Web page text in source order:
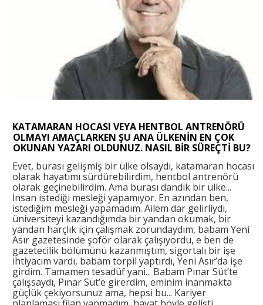
KATAMARAN HOCASI VEYA HENTBOL ANTRENÖRÜ
OLMAYI AMAÇLARKEN ŞU ANA ÜLKENİN EN ÇOK
OKUNAN YAZARI OLDUNUZ. NASIL BİR SÜREÇTİ BU?
Evet, burası gelişmiş bir ülke olsaydı, katamaran hocası
olarak hayatımı sürdürebilirdim, hentbol antrenörü
olarak geçinebilirdim. Ama burası dandik bir ülke...
İnsan istediği mesleği yapamıyor. En azından ben,
istediğim mesleği yapamadım. Ailem dar gelirliydi,
üniversiteyi kazandığımda bir yandan okumak, bir
yandan harçlık için çalışmak zorundaydım, babam Yeni
Asır gazetesinde şoför olarak çalışıyordu, e ben de
gazetecilik bölümünü kazanmıştım, sigortalı bir işe
ihtiyacım vardı, babam torpil yaptırdı, Yeni Asır’da işe
girdim. Tamamen tesadüf yani... Babam Pınar Süt’te
çalışsaydı, Pınar Süt’e girerdim, eminim inanmakta
güçlük çekiyorsunuz ama, hepsi bu... Kariyer